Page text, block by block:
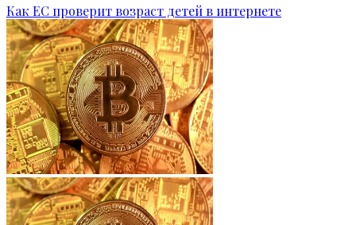
Как ЕС проверит возраст детей в интернете